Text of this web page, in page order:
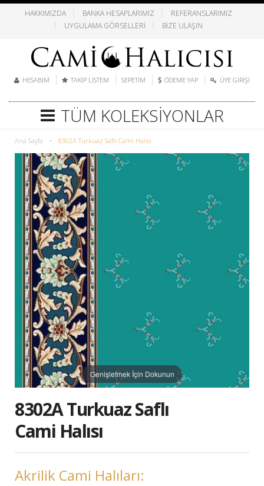
HAKKIMIZDA BANKA HESAPLARIMIZ
REFERANSLARIMIZ
UYGULAMA GÖRSELLERI
BIZE ULAŞIN
HESABIM TAKIP LISTEM SEPETIM ÖDEME YAP ÜYE GIRIŞI
TÜM KOLEKSIYONLAR
Ana Sayfa • 8302A Turkuaz Saflı Cami Halısı
Genişletmek İçin Dokunun
8302A Turkuaz Saflı
Cami Halısı
Akrilik Cami Halıları: